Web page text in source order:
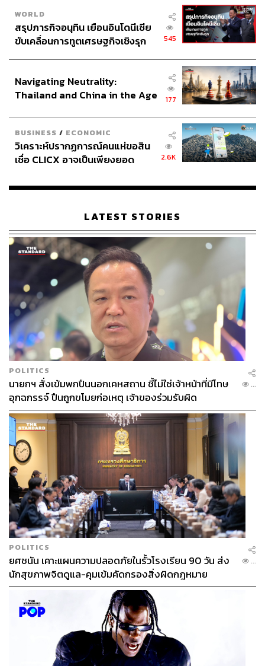
เข้าข้างชาติตะวันตก อย่างไรก็ตามสำนักข่าวอัลจาซีรา
ยืนยันว่าสำนักข่าวรายงานข่าวอย่างเป็นกลาง
ก่อนหน้านี้กาตาร์คือพันธมิตรสำคัญของซาอุดีอาระเบีย
ในการร่วมมือสนับสนุนกลุ่มต่อต้านรัฐบาลซีเรีย และปกติ
แล้วกลุ่มประเทศอ่าวอาหรับนั้นมีความสัมพันธ์ที่แน่นแฟ้นกัน
ตลอดในช่วงเวลาที่ผ่านมา อาจารย์ศราวุฒิกล่าวกับ THE
STANDARD ก่อนหน้านี้ว่า “พอกาตาร์ไปใกล้ชิดอิหร่าน ก็
เลยทำให้ซาอุดีอาระเบียไม่พอใจ บรรยากาศสงครามตัวแทน
จะชัดขึ้น นอกจากนี้อาจหันไปจับขั้วกับตุรกี เราอาจจะเห็นกา
ตาร์และตุรกีทำงานร่วมกันมากขึ้น และอาจสร้างขั้วอำนาจที่
อิงแอบไปยังรัสเซีย” โดยล่าสุดตุรกีออกมาบอกแล้วว่า จะไม่
ทำตามข้อเรียกร้องของซาอุดีอาระเบียในการหยุดการสร้าง
Al Jazeera / AFP
Saudi Arabia Al Jazeera
132
ABOUT THE AUTHOR
กานท์กลอน รักธรรม
บรรณาธิการข่าวต่างประเทศ สำนักข่าว THE
STANDARD / ผู้สื่อข่าวโทรทัศน์
ABOUT THE AUTHOR
ณรงค์กร มโนจันทร์เพ็ญ
Content Creator กองบรรณาธิการข่าว THE
STANDARD
WORLD
สรุปภารกิจอนุทิน เยือนอินโดนีเซีย
ขับเคลื่อนการทูตเศรษฐกิจเชิงรุก
545
Navigating Neutrality:
Thailand and China in the Age
177
BUSINESS / ECONOMIC
วิเคราะห์ปรากฏการณ์คนแห่ขอสิน
เชื่อ CLICX อาจเป็นเพียงยอด
เรือนไทยที่ถูกซุกไว้
2.6K
LATEST STORIES
POLITICS
นายกฯ สั่งเข้มพกปืนนอกเคหสถาน ชี้ไม่ใช่เจ้าหน้าที่มีโทษ
อุกฉกรรจ์ ปืนถูกขโมยก่อเหตุ เจ้าของร่วมรับผิด
...
POLITICS
ยศชนัน เคาะแผนความปลอดภัยในรั้วโรงเรียน 90 วัน ส่ง
นักสุขภาพจิตดูแล-คุมเข้มคัดกรองสิ่งผิดกฎหมาย
...